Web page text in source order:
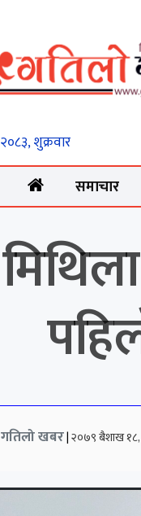
समाचार
गतिलो खबर|२०७९ बैशाख